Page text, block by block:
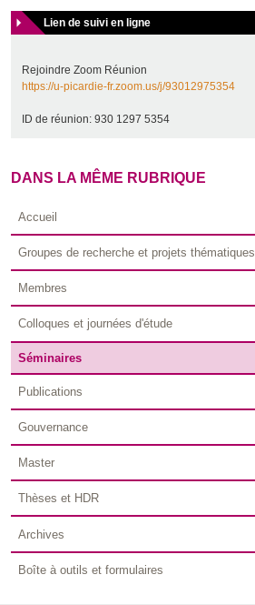
Lien de suivi en ligne
Rejoindre Zoom Réunion
https://u-picardie-fr.zoom.us/j/93012975354
ID de réunion: 930 1297 5354
DANS LA MÊME RUBRIQUE
Accueil
Groupes de recherche et projets thématiques
Membres
Colloques et journées d'étude
Séminaires
Publications
Gouvernance
Master
Thèses et HDR
Archives
Boîte à outils et formulaires